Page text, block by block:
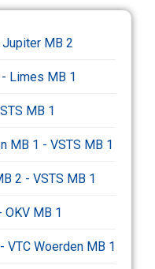
MB 2
Limes MB 1
MB 1
MB 1 - VSTS MB 1
2 - VSTS MB 1
MB 1
VTC Woerden MB 1